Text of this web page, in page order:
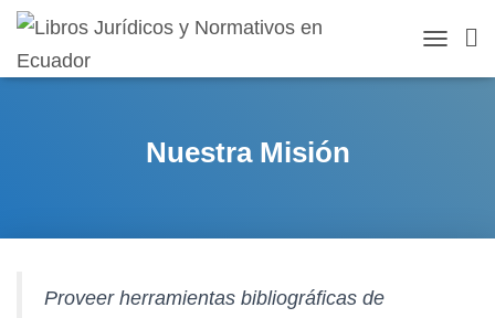
Nuestra Misión
Proveer herramientas bibliográficas de